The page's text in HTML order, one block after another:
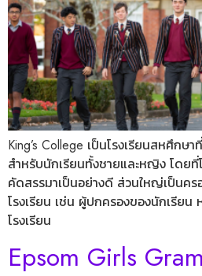
King’s College เป็นโรงเรียนสหศึกษ
สำหรับนักเรียนทั้งชายและหญิง โดยที่
คัดสรรมาเป็นอย่างดี ส่วนใหญ่เป็นค
โรงเรียน เช่น ผู้ปกครองของนักเรียน
โรงเรียน
Epsom Girls